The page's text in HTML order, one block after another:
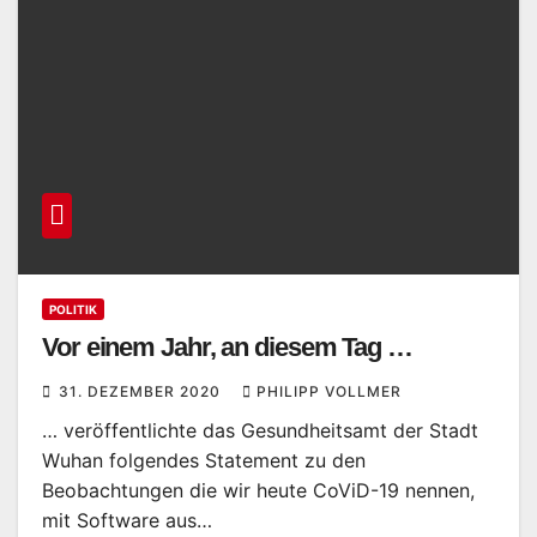
POLITIK
Vor einem Jahr, an diesem Tag …
31. DEZEMBER 2020 PHILIPP VOLLMER
… veröffentlichte das Gesundheitsamt der Stadt
Wuhan folgendes Statement zu den
Beobachtungen die wir heute CoViD-19 nennen,
mit Software aus…